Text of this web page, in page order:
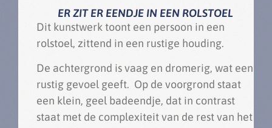
ER ZIT ER EENDJE IN EEN ROLSTOEL
Dit kunstwerk toont een persoon in een
rolstoel, zittend in een rustige houding.
De achtergrond is vaag en dromerig, wat een
rustig gevoel geeft. Op de voorgrond staat
een klein, geel badeendje, dat in contrast
staat met de complexiteit van de rest van het